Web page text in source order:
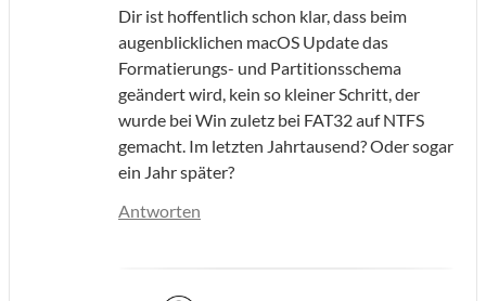
Dir ist hoffentlich schon klar, dass beim
augenblicklichen macOS Update das
Formatierungs- und Partitionsschema
geändert wird, kein so kleiner Schritt, der
wurde bei Win zuletz bei FAT32 auf NTFS
gemacht. Im letzten Jahrtausend? Oder sogar
ein Jahr später?
Antworten